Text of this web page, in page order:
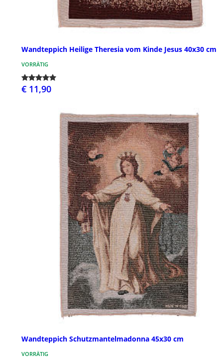
Wandteppich Heilige Theresia vom Kinde Jesus 40x30 cm
VORRÄTIG
€ 11,90
Wandteppich Schutzmantelmadonna 45x30 cm
VORRÄTIG